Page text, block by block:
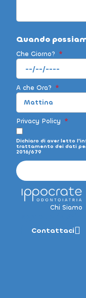
Quando
Che Giorno?
A che Ora?
Privacy Policy
Dichiaro di aver letto
trattamento dei dati
2016/679
Chi Siamo
Contattaci